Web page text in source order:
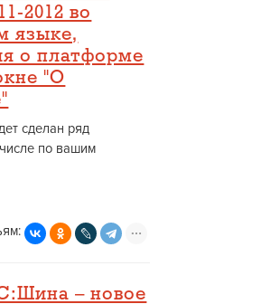
2012 во
языке,
о платформе
"О
сделан ряд
по вашим
– новое